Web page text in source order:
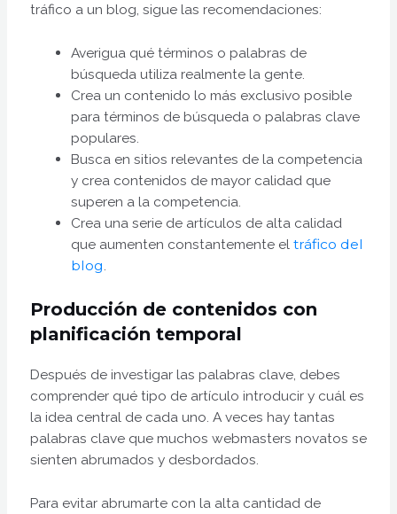
tráfico a un blog, sigue las recomendaciones:
Averigua qué términos o palabras de
búsqueda utiliza realmente la gente.
Crea un contenido lo más exclusivo posible
para términos de búsqueda o palabras clave
populares.
Busca en sitios relevantes de la competencia
y crea contenidos de mayor calidad que
superen a la competencia.
Crea una serie de artículos de alta calidad
que aumenten constantemente eltráfico del
blog.
Producción de contenidos con
planificación temporal
Después de investigar las palabras clave, debes
comprender qué tipo de artículo introducir y cuál es
la idea central de cada uno. A veces hay tantas
palabras clave que muchos webmasters novatos se
sienten abrumados y desbordados.
Para evitar abrumarte con la alta cantidad de